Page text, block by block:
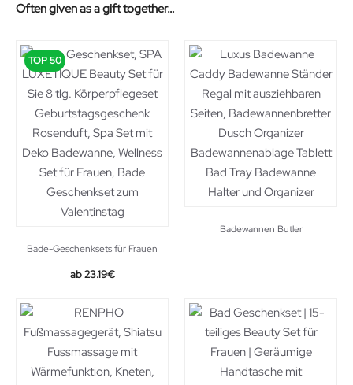
Often given as a gift together…
TOP 50
Bade-Geschenksets für Frauen
Original
was:
23.19€Current
is:
Badewannen Butler